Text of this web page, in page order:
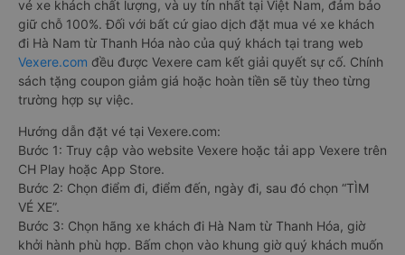
vé xe khách chất lượng, và uy tín nhất tại Việt Nam, đảm bảo
giữ chỗ 100%. Đối với bất cứ giao dịch đặt mua vé xe khách
đi Hà Nam từ Thanh Hóa nào của quý khách tại trang web
Vexere.com đều được Vexere cam kết giải quyết sự cố. Chính
sách tặng coupon giảm giá hoặc hoàn tiền sẽ tùy theo từng
trường hợp sự việc.
Hướng dẫn đặt vé tại Vexere.com:
Bước 1: Truy cập vào website Vexere hoặc tải app Vexere trên
CH Play hoặc App Store.
Bước 2: Chọn điểm đi, điểm đến, ngày đi, sau đó chọn “TÌM
VÉ XE”.
Bước 3: Chọn hãng xe khách đi Hà Nam từ Thanh Hóa, giờ
khởi hành phù hợp. Bấm chọn vào khung giờ quý khách muốn